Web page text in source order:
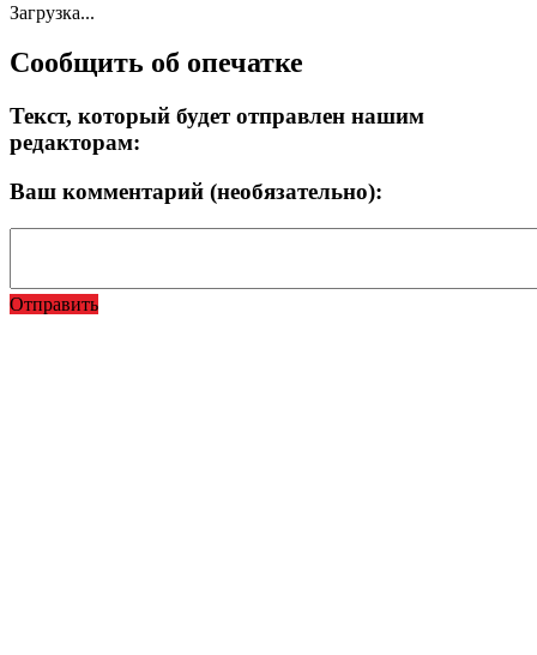
Загрузка...
Сообщить об опечатке
Текст, который будет отправлен нашим
редакторам:
Ваш комментарий (необязательно):
Отправить